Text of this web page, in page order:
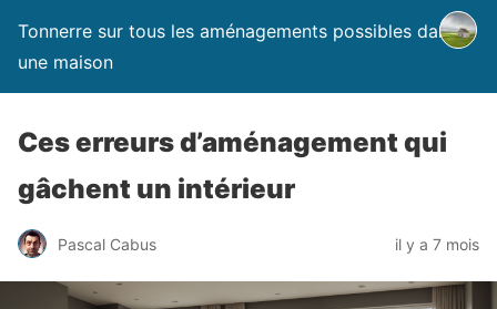
Tonnerre sur tous les aménagements possibles dans
une maison
Ces erreurs d’aménagement qui
gâchent un intérieur
Pascal Cabus il y a 7 mois